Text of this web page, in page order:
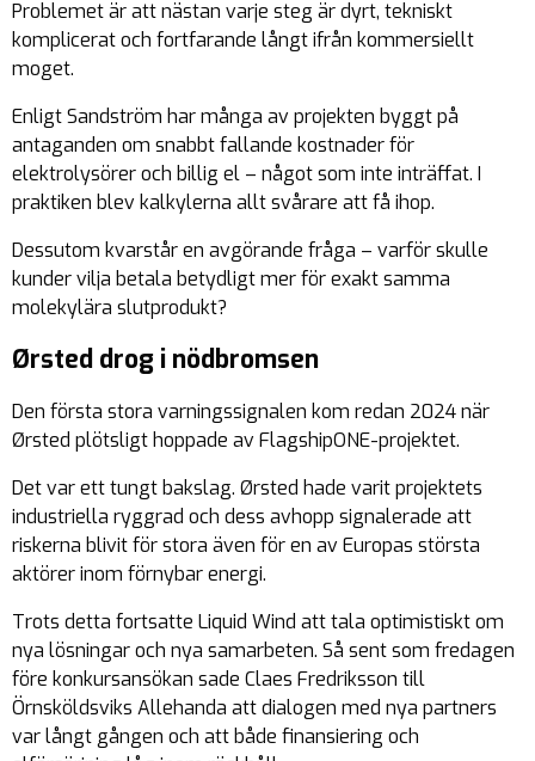
Problemet är att nästan varje steg är dyrt, tekniskt
komplicerat och fortfarande långt ifrån kommersiellt
moget.
Enligt Sandström har många av projekten byggt på
antaganden om snabbt fallande kostnader för
elektrolysörer och billig el – något som inte inträffat. I
praktiken blev kalkylerna allt svårare att få ihop.
Dessutom kvarstår en avgörande fråga – varför skulle
kunder vilja betala betydligt mer för exakt samma
molekylära slutprodukt?
Ørsted drog i nödbromsen
Den första stora varningssignalen kom redan 2024 när
Ørsted plötsligt hoppade av FlagshipONE-projektet.
Det var ett tungt bakslag. Ørsted hade varit projektets
industriella ryggrad och dess avhopp signalerade att
riskerna blivit för stora även för en av Europas största
aktörer inom förnybar energi.
Trots detta fortsatte Liquid Wind att tala optimistiskt om
nya lösningar och nya samarbeten. Så sent som fredagen
före konkursansökan sade Claes Fredriksson till
Örnsköldsviks Allehanda att dialogen med nya partners
var långt gången och att både finansiering och